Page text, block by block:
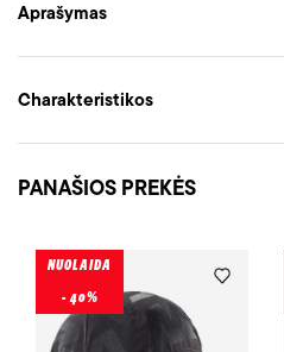
Aprašymas
Charakteristikos
PANAŠIOS PREKĖS
NUOLAIDA
- 40%